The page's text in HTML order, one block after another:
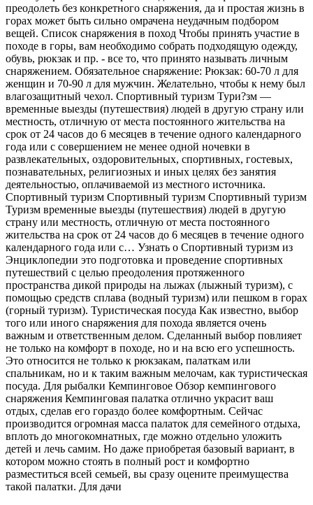
преодолеть без конкретного снаряжения, да и простая жизнь в
горах может быть сильно омрачена неудачным подбором
вещей. Список снаряжения в поход Чтобы принять участие в
походе в горы, вам необходимо собрать подходящую одежду,
обувь, рюкзак и пр. - все то, что принято называть личным
снаряжением. Обязательное снаряжение: Рюкзак: 60-70 л для
женщин и 70-90 л для мужчин. Желательно, чтобы к нему был
влагозащитный чехол. Спортивный туризм Тури?зм —
временные выезды (путешествия) людей в другую страну или
местность, отличную от места постоянного жительства на
срок от 24 часов до 6 месяцев в течение одного календарного
года или с совершением не менее одной ночевки в
развлекательных, оздоровительных, спортивных, гостевых,
познавательных, религиозных и иных целях без занятия
деятельностью, оплачиваемой из местного источника.
Спортивный туризм Спортивный туризм Спортивный туризм
Туризм временные выезды (путешествия) людей в другую
страну или местность, отличную от места постоянного
жительства на срок от 24 часов до 6 месяцев в течение одного
календарного года или с… Узнать о Спортивный туризм из
Энциклопедии это подготовка и проведение спортивных
путешествий с целью преодоления протяженного
пространства дикой природы на лыжах (лыжный туризм), с
помощью средств сплава (водный туризм) или пешком в горах
(горный туризм). Туристическая посуда Как известно, выбор
того или иного снаряжения для похода является очень
важным и ответственным делом. Сделанный выбор повлияет
не только на комфорт в походе, но и на всю его успешность.
Это относится не только к рюкзакам, палаткам или
спальникам, но и к таким важным мелочам, как туристическая
посуда. Для рыбалки Кемпинговое Обзор кемпингового
снаряжения Кемпинговая палатка отлично украсит ваш
отдых, сделав его гораздо более комфортным. Сейчас
производится огромная масса палаток для семейного отдыха,
вплоть до многокомнатных, где можно отдельно уложить
детей и лечь самим. Но даже приобретая базовый вариант, в
котором можно стоять в полный рост и комфортно
разместиться всей семьей, вы сразу оцените преимущества
такой палатки. Для дачи